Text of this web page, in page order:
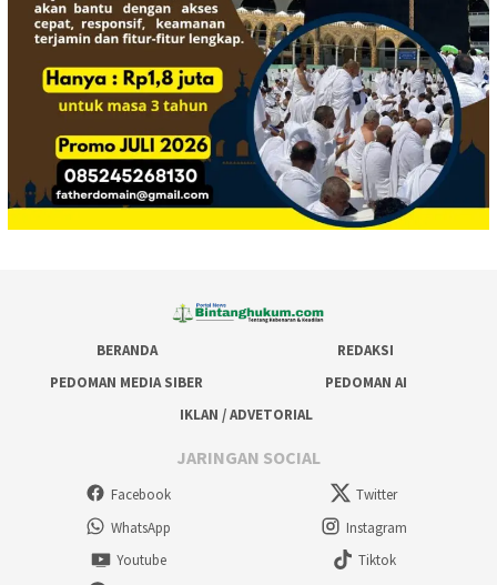
BERANDA
REDAKSI
PEDOMAN MEDIA SIBER
PEDOMAN AI
IKLAN / ADVETORIAL
JARINGAN SOCIAL
Facebook
Twitter
WhatsApp
Instagram
Youtube
Tiktok